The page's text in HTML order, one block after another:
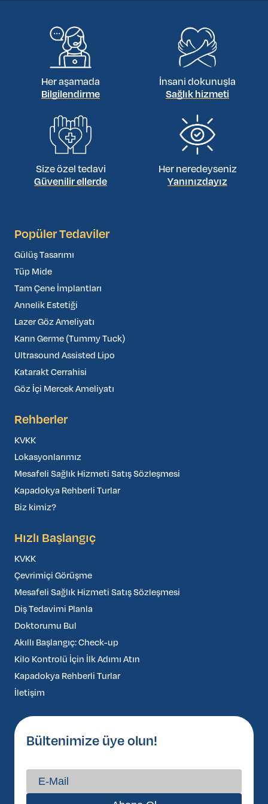
hedeflerinize uygun bir plan tasarlamanıza yardımcı
Her aşamada
Bilgilendirme
İnsani dokunuşla
Sağlık hizmeti
Size özel tedavi
Güvenilir ellerde
Her neredeyseniz
Yanınızdayız
Popüler Tedaviler
Gülüş Tasarımı
Tüp Mide
Tam Çene İmplantları
Annelik Estetiği
Lazer Göz Ameliyatı
Karın Germe (Tummy Tuck)
Ultrasound Assisted Lipo
Katarakt Cerrahisi
Göz İçi Mercek Ameliyatı
Rehberler
KVKK
Lokasyonlarımız
Mesafeli Sağlık Hizmeti Satış Sözleşmesi
Kapadokya Rehberli Turlar
Biz kimiz?
Hızlı Başlangıç
KVKK
Çevrimiçi Görüşme
Mesafeli Sağlık Hizmeti Satış Sözleşmesi
Diş Tedavimi Planla
Doktorumu Bul
Akıllı Başlangıç: Check-up
Kilo Kontrolü İçin İlk Adımı Atın
Kapadokya Rehberli Turlar
İletişim
Bültenimize üye olun!